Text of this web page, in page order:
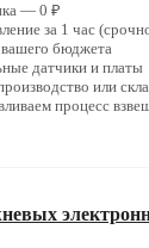
— 0 ₽
за 1 час
бюджета
датчики и платы
или
процесс